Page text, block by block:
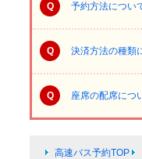
Q 予約方法につい
Q 決済方法の種類
Q 座席の配席につ
高速バス予約TOP